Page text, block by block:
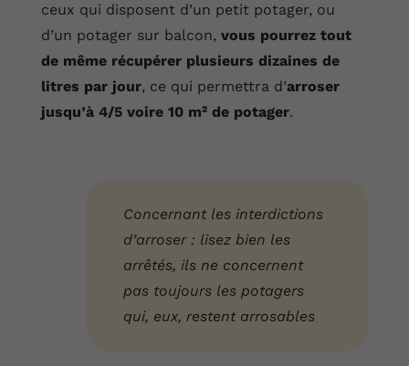
ceux qui disposent d’un petit potager, ou
d’un potager sur balcon, vous pourrez tout
de même récupérer plusieurs dizaines de
litres par jour, ce qui permettra d’arroser
jusqu’à 4/5 voire 10 m² de potager.
Concernant les interdictions
d’arroser : lisez bien les
arrêtés, ils ne concernent
pas toujours les potagers
qui, eux, restent arrosables